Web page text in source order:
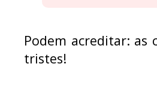
Podem acreditar: as
tristes!